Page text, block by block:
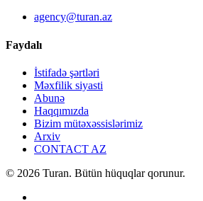
agency@turan.az
Faydalı
İstifadə şərtləri
Məxfilik siyasti
Abunə
Haqqımızda
Bizim mütəxəssislərimiz
Arxiv
CONTACT AZ
© 2026 Turan. Bütün hüquqlar qorunur.